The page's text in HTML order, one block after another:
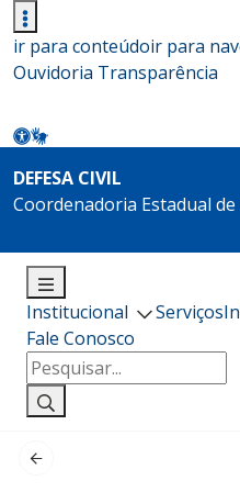
ir para conteúdoir para
Ouvidoria Transparência
DEFESA CIVIL
Coordenadoria Estadual
Institucional Serviços
Fale Conosco
Pesquisar
por: